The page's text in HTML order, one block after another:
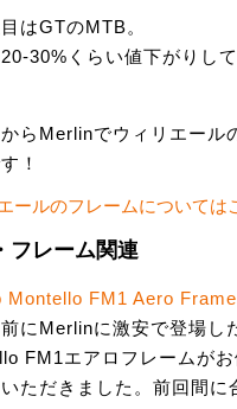
はGTのMTB。
30%くらい値下がりし
らMerlinでウィリエール
！
ールのフレームについては
フレーム関連
Montello FM1 Aero
にMerlinに激安で登場し
FM1エアロフレームが
ただきました。前回間に